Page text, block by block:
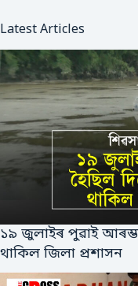
Latest Articles
১৯ জুলাইৰ পুৱাই আৰম্ভ
থাকিল জিলা প্ৰশাসন